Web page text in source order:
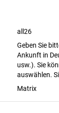
all26
Geben Sie
Ankunft in
usw.). Sie
auswählen.
Matrix